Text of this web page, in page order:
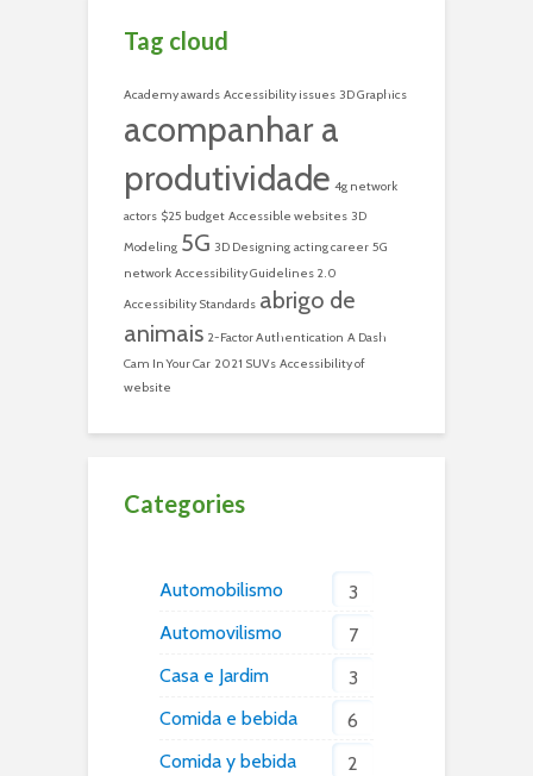
Tag cloud
Academy awards Accessibility issues 3D Graphics
acompanhar a
produtividade 4g network
actors $25 budget Accessible websites 3D
Modeling 5G 3D Designing acting career 5G
network Accessibility Guidelines 2.0
Accessibility Standards abrigo de
animais 2-Factor Authentication A Dash
Cam In Your Car 2021 SUVs Accessibility of
website
Categories
Automobilismo
3
Automovilismo
7
Casa e Jardim
3
Comida e bebida
6
Comida y bebida
2